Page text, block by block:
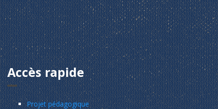
Accès rapide
Projet pédagogique